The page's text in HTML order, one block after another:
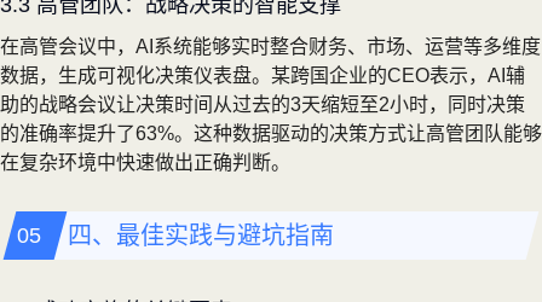
在高管会议中，AI系统能够实时整合财务、市场、运营等多维度
数据，生成可视化决策仪表盘。某跨国企业的CEO表示，AI辅
助的战略会议让决策时间从过去的3天缩短至2小时，同时决策
的准确率提升了63%。这种数据驱动的决策方式让高管团队能够
在复杂环境中快速做出正确判断。
四、最佳实践与避坑指南